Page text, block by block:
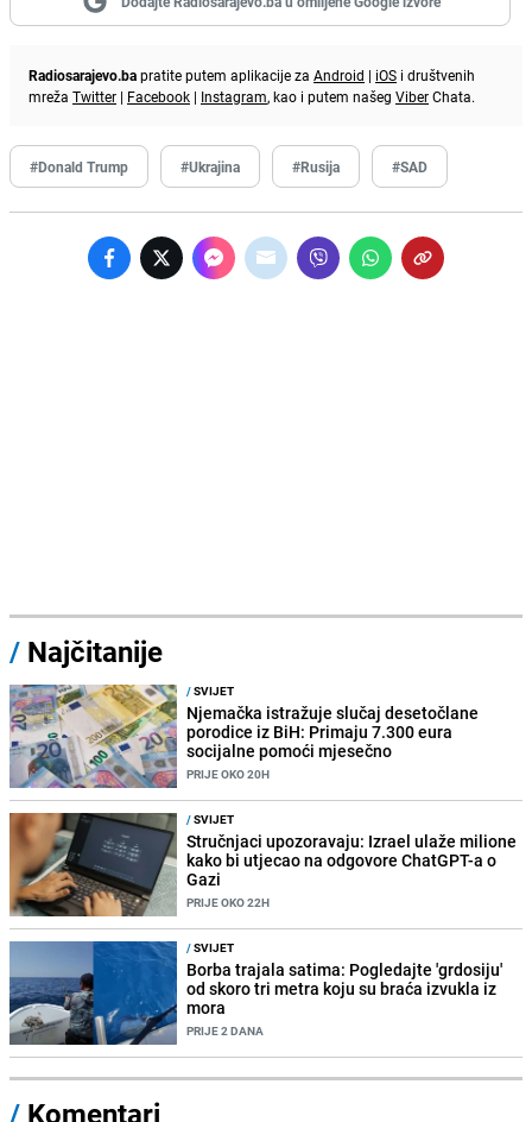
Radiosarajevo.bapratite putem aplikacije za Android | iOS i društvenih
mreža Twitter | Facebook | Instagram, kao i putem našeg ViberChata.
#Donald Trump #Ukrajina #Rusija #SAD
/ Najčitanije
/SVIJET
Njemačka istražuje slučaj desetočlane
porodice iz BiH: Primaju 7.300 eura
socijalne pomoći mjesečno
PRIJE OKO 20H
/SVIJET
Stručnjaci upozoravaju: Izrael ulaže milione
kako bi utjecao na odgovore ChatGPT-a o
Gazi
PRIJE OKO 22H
/SVIJET
Borba trajala satima: Pogledajte 'grdosiju'
od skoro tri metra koju su braća izvukla iz
mora
PRIJE 2 DANA
/ Komentari